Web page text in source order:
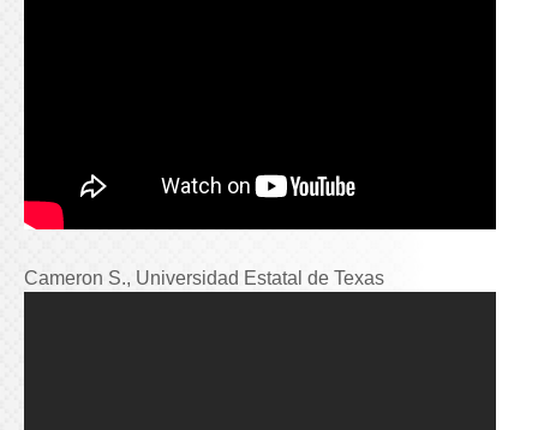
Cameron S., Universidad Estatal de Texas